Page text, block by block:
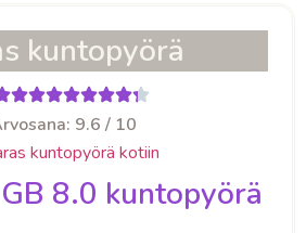
kuntopyörä
9.6 / 10
8.0 kuntopyörä